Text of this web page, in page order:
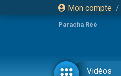
Mon compte /
Paracha Réé
Vidéos